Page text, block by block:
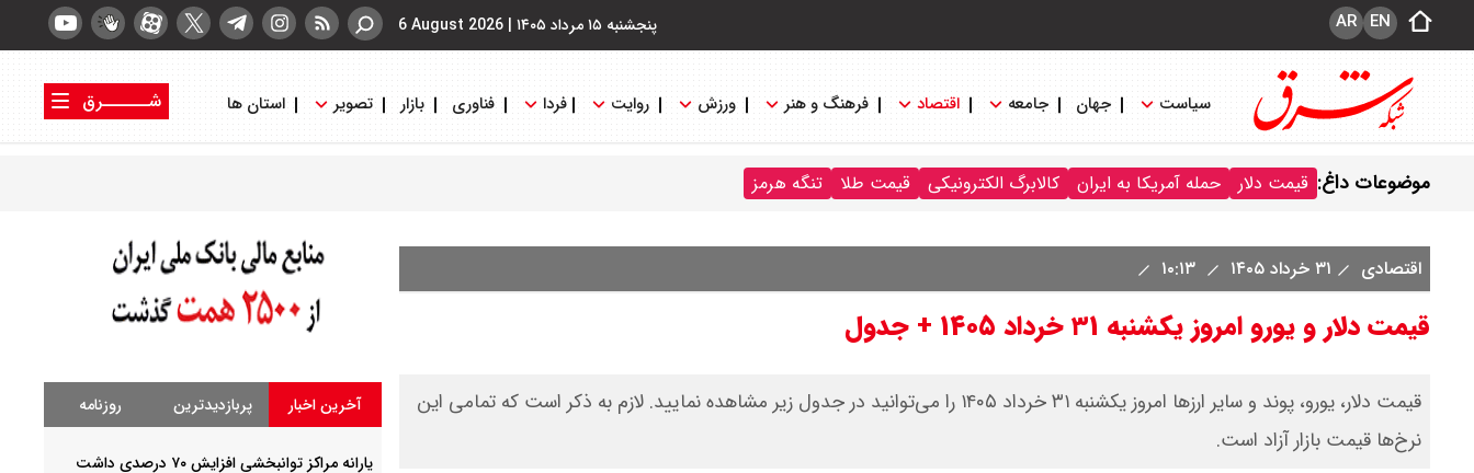
پنجشنبه ۱۵ مرداد ۱۴۰۵ |
6 August 2026 EN
AR
سیاست جهان جامعه اقتصاد فرهنگ و هنر ورزش روایت فردا فناوری بازار تصویر استان ها
شــــــرق
موضوعات داغ: قیمت دلار حمله آمریکا به ایران کالابرگ الکترونیکی قیمت طلا تنگه هرمز
اقتصادی ۳۱ خرداد ۱۴۰۵
قیمت دلار و یورو امروز یکشنبه ۳۱ خرداد ۱۴۰۵ + جدول
قیمت دلار، یورو، پوند و سایر ارز‌ها امروز یکشنبه ۳۱ خرداد ۱۴۰۵ را می‌توانید در جدول زیر مشاهده نمایید. لازم به ذکر است که تمامی این
نرخ‌ها قیمت بازار آزاد است.
آخرین اخبار پربازدیدترین روزنامه
یارانه مراکز توانبخشی افزایش ۷۰ درصدی داشت